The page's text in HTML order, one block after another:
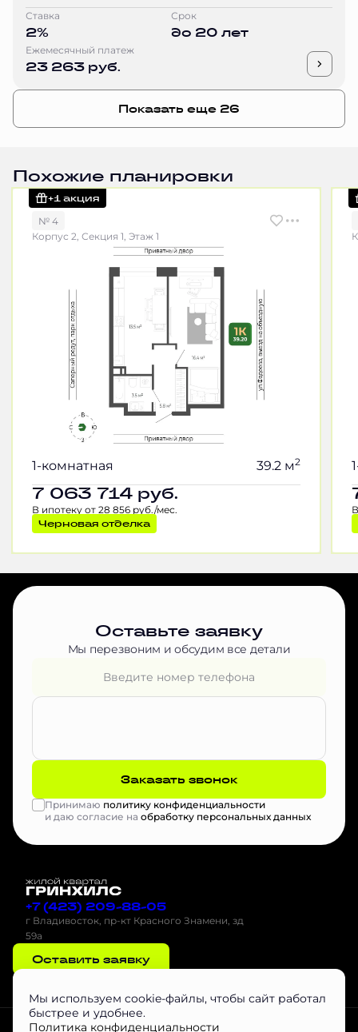
Ставка
2%
Срок
до 20 лет
Ежемесячный платеж
23 263 руб.
Показать еще 26
Похожие планировки
+1 акция
№ 4
Корпус 2, Секция 1, Этаж 1
1-комнатная 39.2 м2
7 063 714 руб.
В ипотеку от 28 856 руб./мес.
Черновая отделка
Оставьте заявку
Мы перезвоним и обсудим все детали
Заказать звонок
Принимаю политику конфиденциальности
и даю согласие на обработку персональных данных
+7 (423) 209-88-05
г Владивосток, пр-кт Красного Знамени, зд
59а
Оставить заявку
Проектная декларация на наш.дом.рф
Мы используем cookie-файлы, чтобы сайт работал
быстрее и удобнее.
Политика конфиденциальности